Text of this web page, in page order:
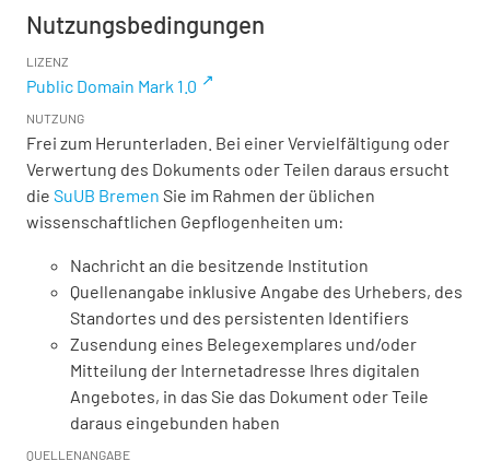
Nutzungsbedingungen
LIZENZ
Public Domain Mark 1.0
NUTZUNG
Frei zum Herunterladen. Bei einer Vervielfältigung oder
Verwertung des Dokuments oder Teilen daraus ersucht
die SuUB Bremen Sie im Rahmen der üblichen
wissenschaftlichen Gepflogenheiten um:
Nachricht an die besitzende Institution
Quellenangabe inklusive Angabe des Urhebers, des
Standortes und des persistenten Identifiers
Zusendung eines Belegexemplares und/oder
Mitteilung der Internetadresse Ihres digitalen
Angebotes, in das Sie das Dokument oder Teile
daraus eingebunden haben
QUELLENANGABE